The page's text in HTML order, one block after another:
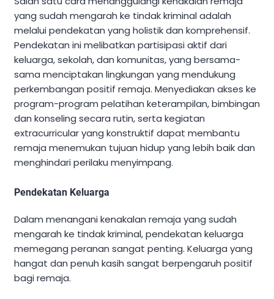
yang sudah mengarah ke tindak kriminal adalah
melalui pendekatan yang holistik dan komprehensif.
Pendekatan ini melibatkan partisipasi aktif dari
keluarga, sekolah, dan komunitas, yang bersama-
sama menciptakan lingkungan yang mendukung
perkembangan positif remaja. Menyediakan akses ke
program-program pelatihan keterampilan, bimbingan
dan konseling secara rutin, serta kegiatan
extracurricular yang konstruktif dapat membantu
remaja menemukan tujuan hidup yang lebih baik dan
menghindari perilaku menyimpang.
Pendekatan Keluarga
Dalam menangani kenakalan remaja yang sudah
mengarah ke tindak kriminal, pendekatan keluarga
memegang peranan sangat penting. Keluarga yang
hangat dan penuh kasih sangat berpengaruh positif
bagi remaja.